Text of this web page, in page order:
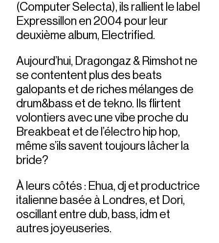
(Computer Selecta), ils rallient le label
Expressillon en 2004 pour leur
deuxième album, Electrified.
Aujourd’hui, Dragongaz & Rimshot ne
se contentent plus des beats
galopants et de riches mélanges de
drum&bass et de tekno. Ils flirtent
volontiers avec une vibe proche du
Breakbeat et de l’électro hip hop,
même s’ils savent toujours lâcher la
bride?
À leurs côtés : Ehua, dj et productrice
italienne basée à Londres, et Dori,
oscillant entre dub, bass, idm et
autres joyeuseries.